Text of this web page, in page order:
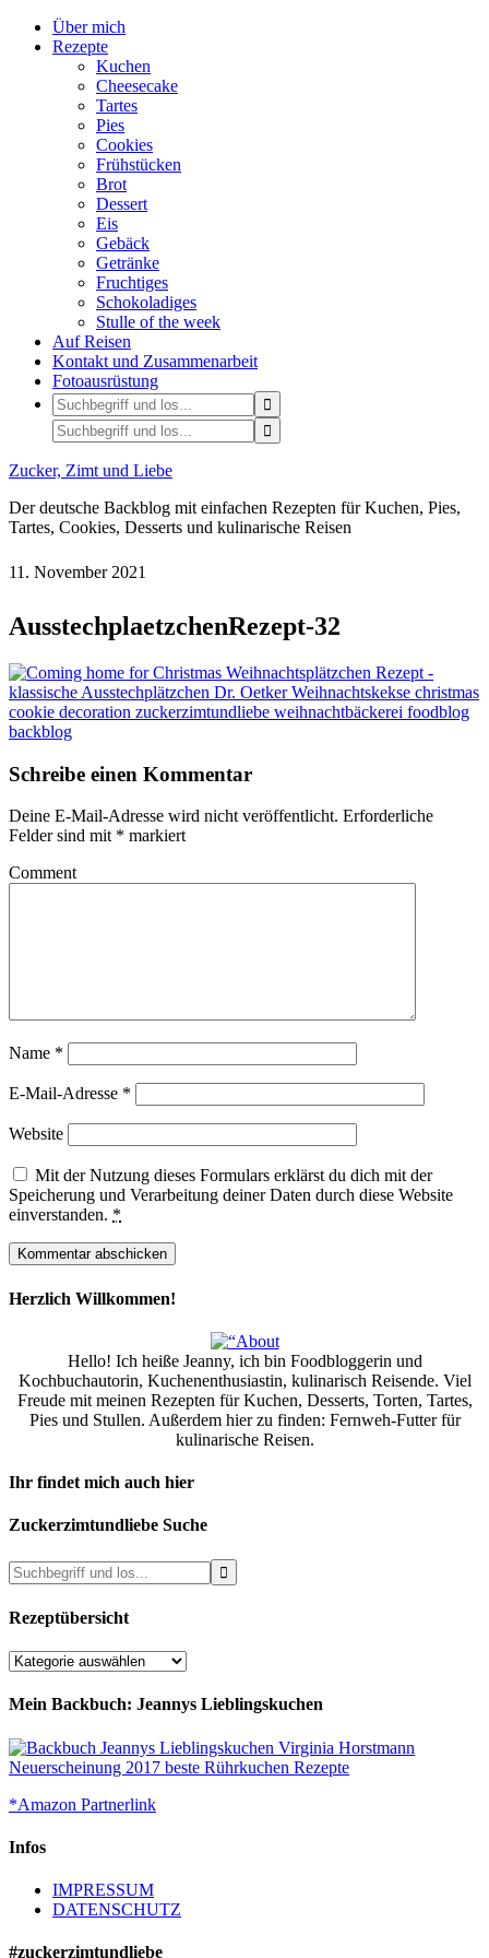
Über mich
Rezepte
Kuchen
Cheesecake
Tartes
Pies
Cookies
Frühstücken
Brot
Dessert
Eis
Gebäck
Getränke
Fruchtiges
Schokoladiges
Stulle of the week
Auf Reisen
Kontakt und Zusammenarbeit
Fotoausrüstung
Zucker, Zimt und Liebe
Der deutsche Backblog mit einfachen Rezepten für Kuchen, Pies,
Tartes, Cookies, Desserts und kulinarische Reisen
11. November 2021
AusstechplaetzchenRezept-32
Schreibe einen Kommentar
Deine E-Mail-Adresse wird nicht veröffentlicht. Erforderliche
Felder sind mit * markiert
Comment
Name *
E-Mail-Adresse *
Website
Mit der Nutzung dieses Formulars erklärst du dich mit der
Speicherung und Verarbeitung deiner Daten durch diese Website
einverstanden. *
Herzlich Willkommen!
Hello! Ich heiße Jeanny, ich bin Foodbloggerin und
Kochbuchautorin, Kuchenenthusiastin, kulinarisch Reisende. Viel
Freude mit meinen Rezepten für Kuchen, Desserts, Torten, Tartes,
Pies und Stullen. Außerdem hier zu finden: Fernweh-Futter für
kulinarische Reisen.
Ihr findet mich auch hier
Zuckerzimtundliebe Suche
Rezeptübersicht
Rezeptübersicht
Mein Backbuch: Jeannys Lieblingskuchen
*Amazon Partnerlink
Infos
IMPRESSUM
DATENSCHUTZ
#zuckerzimtundliebe